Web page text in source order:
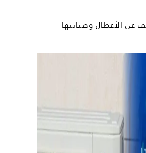
عن الأعطال وصيانتها